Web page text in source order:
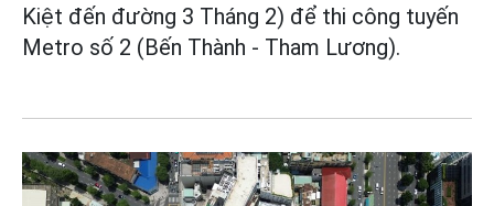
Kiệt đến đường 3 Tháng 2) để thi công tuyến
Metro số 2 (Bến Thành - Tham Lương).